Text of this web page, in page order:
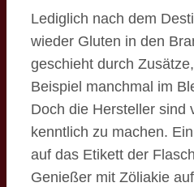
Lediglich nach dem
wieder Gluten in den
geschieht durch
Beispiel manchmal im
Doch die Hersteller sind
kenntlich zu machen.
auf das Etikett der
Genießer mit Zöliakie